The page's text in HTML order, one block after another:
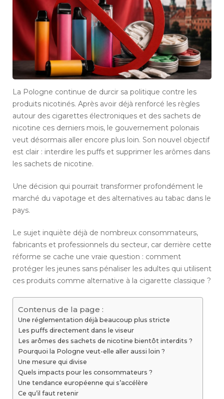
La Pologne continue de durcir sa politique contre les
produits nicotinés. Après avoir déjà renforcé les règles
autour des cigarettes électroniques et des sachets de
nicotine ces derniers mois, le gouvernement polonais
veut désormais aller encore plus loin. Son nouvel objectif
est clair : interdire les puffs et supprimer les arômes dans
les sachets de nicotine.
Une décision qui pourrait transformer profondément le
marché du vapotage et des alternatives au tabac dans le
pays.
Le sujet inquiète déjà de nombreux consommateurs,
fabricants et professionnels du secteur, car derrière cette
réforme se cache une vraie question : comment
protéger les jeunes sans pénaliser les adultes qui utilisent
ces produits comme alternative à la cigarette classique ?
Contenus de la page :
Une réglementation déjà beaucoup plus stricte
Les puffs directement dans le viseur
Les arômes des sachets de nicotine bientôt interdits ?
Pourquoi la Pologne veut-elle aller aussi loin ?
Une mesure qui divise
Quels impacts pour les consommateurs ?
Une tendance européenne qui s’accélère
Ce qu’il faut retenir